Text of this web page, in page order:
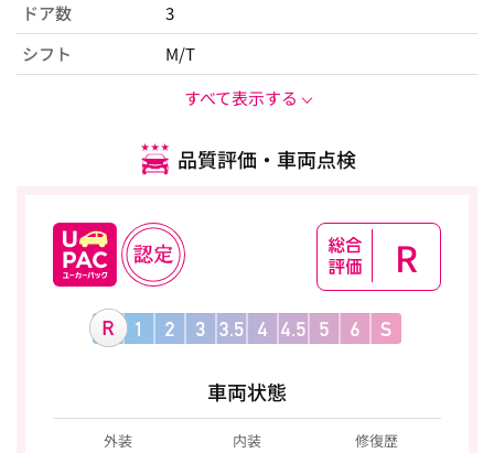
ドア数
3
シフト
M/T
すべて表示する
品質評価・車両点検
R
車両状態
外装 内装 修復歴